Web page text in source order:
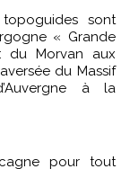
sont
« Grande
du Morvan aux
du Massif
à la